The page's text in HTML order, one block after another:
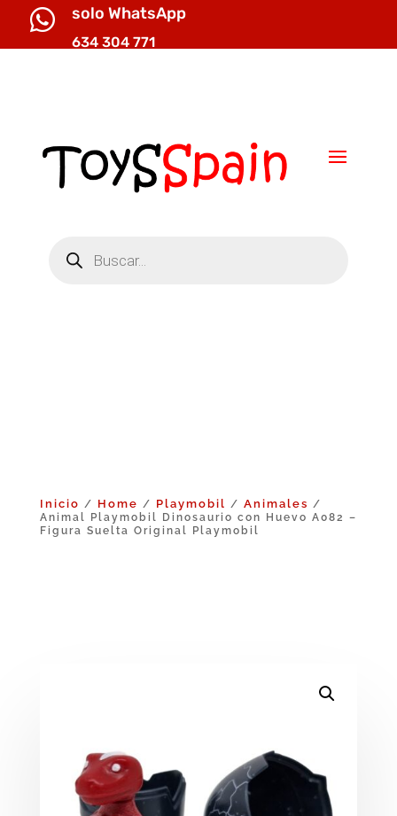
 solo WhatsApp
634 304 771
productos
Inicio / Home / Playmobil / Animales /
Animal Playmobil Dinosaurio con Huevo A082 –
Figura Suelta Original Playmobil